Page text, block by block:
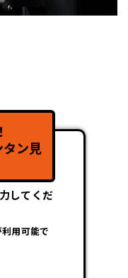
ン見
してくだ
用可能で